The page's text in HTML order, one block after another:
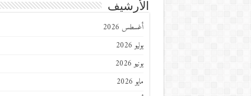
الأرشيف
أغسطس 2026
يوليو 2026
يونيو 2026
مايو 2026